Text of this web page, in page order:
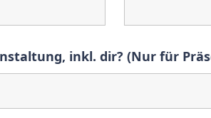
inkl. dir? (Nur für